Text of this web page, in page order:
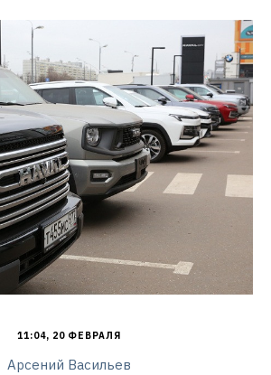
11:04, 20 ФЕВРАЛЯ
Арсений Васильев